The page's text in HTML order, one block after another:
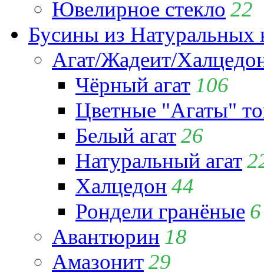
Ювелирное стекло 22
Бусины из Натуральных
Агат/Жадеит/
Чёрный агат 106
Цветные "Агаты"
Белый агат26
Натуральный агат
Халцедон 44
Рондели гранёные 6
Авантюрин 18
Амазонит29